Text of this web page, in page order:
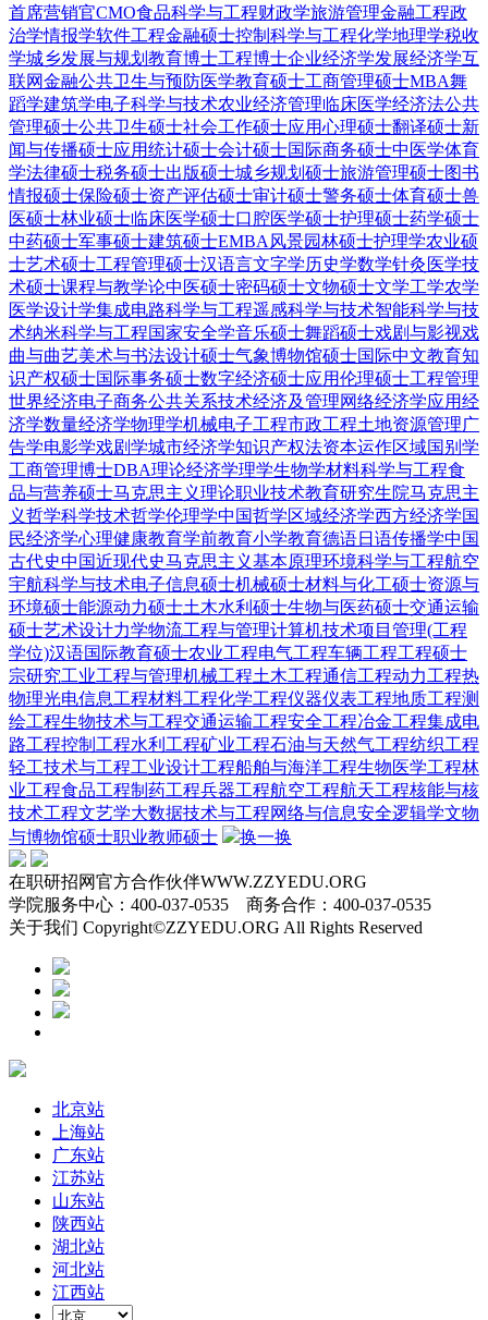
首席营销官CMO食品科学与工程财政学旅游管理金融工程政
治学情报学软件工程金融硕士控制科学与工程化学地理学税收
学城乡发展与规划 教育博士工程博士企业经济学发展经济学互
联网金融公共卫生与预防医学教育硕士工商管理硕士MBA舞
蹈学建筑学电子科学与技术农业经济管理临床医学经济法公共
管理硕士公共卫生硕士社会工作硕士应用心理硕士翻译硕士新
闻与传播硕士应用统计硕士会计硕士国际商务硕士中医学体育
学法律硕士税务硕士出版硕士城乡规划硕士旅游管理硕士图书
情报硕士保险硕士资产评估硕士审计硕士警务硕士体育硕士兽
医硕士林业硕士临床医学硕士口腔医学硕士护理硕士药学硕士
中药硕士军事硕士建筑硕士EMBA 风景园林硕士护理学农业硕
士艺术硕士工程管理硕士汉语言文字学历史学数学针灸 医学技
术硕士课程与教学论中医硕士密码硕士文物硕士文学工学农学
医学设计学集成电路科学与工程遥感科学与技术智能科学与技
术纳米科学与工程国家安全学音乐硕士舞蹈硕士戏剧与影视戏
曲与曲艺美术与书法设计硕士气象博物馆硕士国际中文教育知
识产权硕士国际事务硕士数字经济硕士应用伦理硕士工程管理
世界经济电子商务公共关系技术经济及管理网络经济学应用经
济学数量经济学物理学机械电子工程市政工程土地资源管理广
告学电影学戏剧学城市经济学知识产权法资本运作区域国别学
工商管理博士DBA理论经济学理学生物学材料科学与工程食
品与营养硕士马克思主义理论职业技术教育研究生院马克思主
义哲学科学技术哲学伦理学中国哲学区域经济学西方经济学国
民经济学心理健康教育学前教育小学教育德语日语传播学中国
古代史中国近现代史马克思主义基本原理环境科学与工程航空
宇航科学与技术电子信息硕士机械硕士材料与化工硕士资源与
环境硕士能源动力硕士土木水利硕士生物与医药硕士交通运输
硕士艺术设计力学物流工程与管理计算机技术项目管理(工程
学位)汉语国际教育硕士农业工程电气工程车辆工程工程硕士
宗研究工业工程与管理机械工程土木工程通信工程动力工程热
物理光电信息工程材料工程化学工程仪器仪表工程地质工程测
绘工程生物技术与工程交通运输工程安全工程冶金工程集成电
路工程控制工程水利工程矿业工程石油与天然气工程纺织工程
轻工技术与工程工业设计工程船舶与海洋工程生物医学工程林
业工程食品工程制药工程兵器工程航空工程航天工程核能与核
技术工程文艺学大数据技术与工程网络与信息安全逻辑学文物
与博物馆硕士职业教师硕士 换一换
在职研招网官方合作伙伴WWW.ZZYEDU.ORG
学院服务中心：400-037-0535 商务合作：400-037-0535
关于我们 Copyright©ZZYEDU.ORG All Rights Reserved
北京站
上海站
广东站
江苏站
山东站
陕西站
湖北站
河北站
江西站